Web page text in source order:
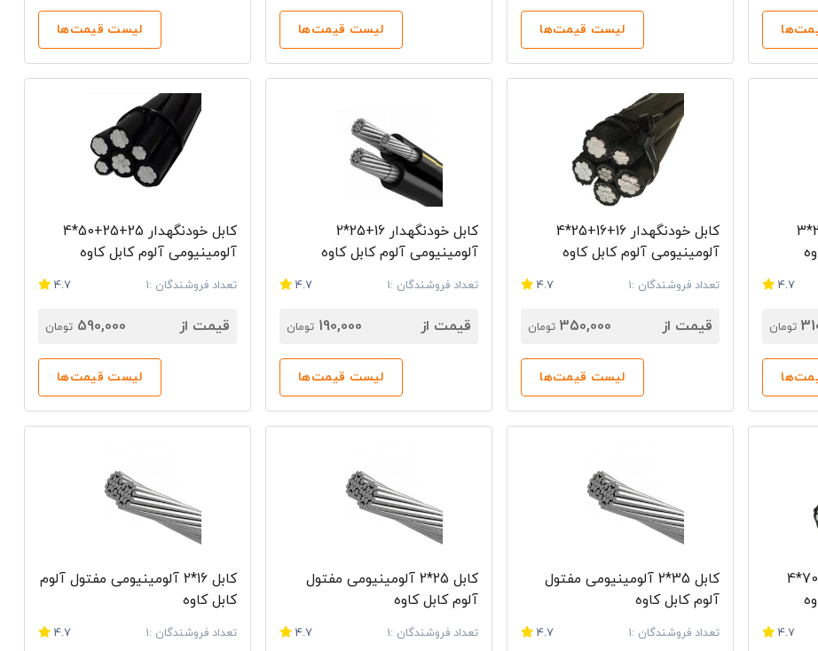
بگیرید. در سایت راندنو انواع سیم و کابل آلوم کاوه همچون کابل فشار ضعیف، کابل فشار متوسط و دیگر انواع کابل وجود دارد. کاربران
این کابل‌ها را با هم مقایسه کنند و مشخصات فنی آن‌ها را بررسی کنند.
و کابل آلوم کابل کاوه از راندنو
سیم و کابل آلوم کابل کاوه و خرید کابل ساختمان و یا استعلام قیمت کابل آلومینیومی آلوم کابل می‌توانید از بخش بالای همین
مورد نظر خود را انتخاب کنید و مشخصات کابل برق را مشاهده نمایید. سپس قیمت کالا را در فروشگاه‌های مختلف با یکدیگر
و بصورت مستقیم با فروشنده مورد نظر ارتباط برقرار نمایید. راندنو امکان مشاهده لیست قیمت آلوم کابل کاوه و برقراری ارتباطی
با نمایندگی کابل برق و مراکز فروش سیم و کابل آلوم کابل کاوه را برای شما فراهم می‌سازد.
لیست قیمت‌ها لیست قیمت‌ها لیست قیمت‌ها
کابل خودنگهدار 16+16+25*3
4.7
تومان
کابل خودنگهدار 16+16+25*4
آلومینیومی آلوم کابل کاوه
تعداد فروشندگان :1 4.7
قیمت از 350,000 تومان
لیست قیمت‌ها
کابل خودنگهدار 16+25*2
آلومینیومی آلوم کابل کاوه
تعداد فروشندگان :1 4.7
قیمت از 190,000 تومان
لیست قیمت‌ها
کابل خودنگهدار 25+25+50*4
آلومینیومی آلوم کابل کاوه
تعداد فروشندگان :1 4.7
قیمت از 590,000 تومان
لیست قیمت‌ها
کابل خودنگهدار 25+25+70*4
4.7
کابل 35*2 آلومینیومی مفتول
آلوم کابل کاوه
تعداد فروشندگان :1 4.7
کابل 25*2 آلومینیومی مفتول
آلوم کابل کاوه
تعداد فروشندگان :1 4.7
کابل 16*2 آلومینیومی مفتول آلوم
کابل کاوه
تعداد فروشندگان :1 4.7